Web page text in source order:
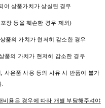
어 상품가치가 상실된 경우
장 등을 훼손한 경우 제외)
품의 가치가 현저히 감소한 경우
품의 가치가 현저히 감소한 경우
사은품 사용 등의 사유 시 반품이 불가
비용은 경우에 따라 개별 부담해주셔야